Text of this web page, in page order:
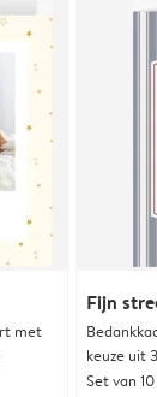
met
Fijn
keuze uit
Set van